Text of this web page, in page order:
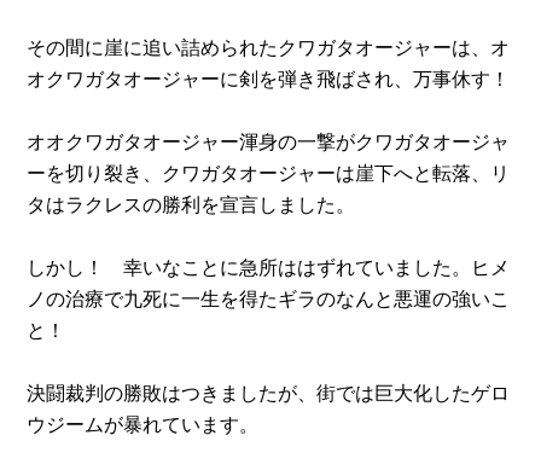
その間に崖に追い詰められたクワガタオージャーは、オ
オクワガタオージャーに剣を弾き飛ばされ、万事休す！
オオクワガタオージャー渾身の一撃がクワガタオージャ
ーを切り裂き、クワガタオージャーは崖下へと転落、リ
タはラクレスの勝利を宣言しました。
しかし！ 幸いなことに急所ははずれていました。ヒメ
ノの治療で九死に一生を得たギラのなんと悪運の強いこ
と！
決闘裁判の勝敗はつきましたが、街では巨大化したゲロ
ウジームが暴れています。